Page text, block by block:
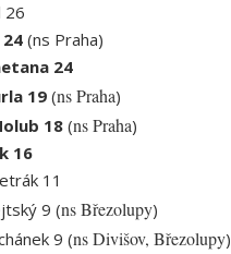
26
(ns Praha)
24
19 (ns Praha)
18 (ns Praha)
16
11
9 (ns Březolupy)
9 (ns Divišov, Březolupy)